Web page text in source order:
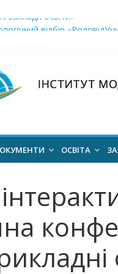
заклади освіти»
проєкт наказу “Про
здобуття академічних
ОСВІТА